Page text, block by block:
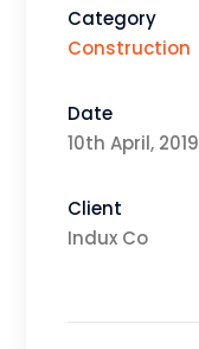
Category
Construction
Date
10th April, 2019
Client
Indux Co